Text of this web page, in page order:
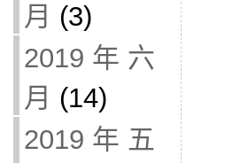
月 (3)
2019 年 六
月 (14)
2019 年 五